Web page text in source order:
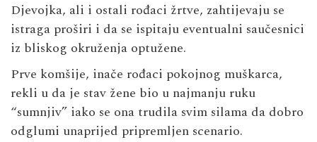
Djevojka, ali i ostali rođaci žrtve, zahtijevaju se
istraga proširi i da se ispitaju eventualni saučesnici
iz bliskog okruženja optužene.
Prve komšije, inače rođaci pokojnog muškarca,
rekli u da je stav žene bio u najmanju ruku
“sumnjiv” iako se ona trudila svim silama da dobro
odglumi unaprijed pripremljen scenario.